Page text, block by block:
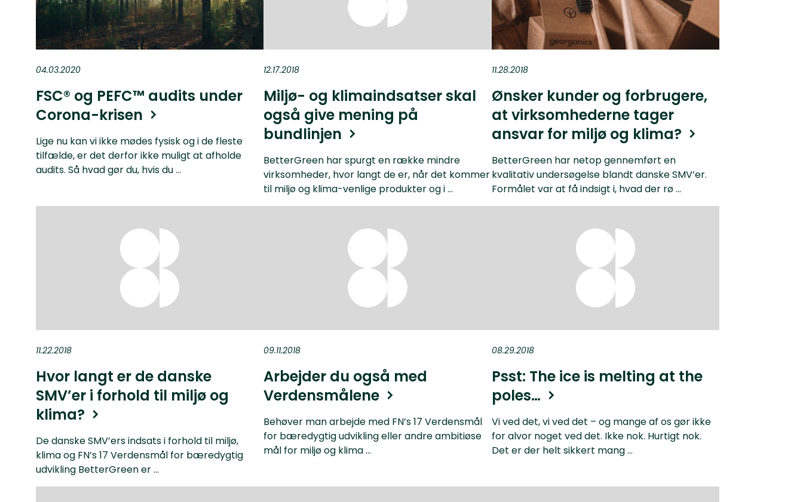
04.03.2020
FSC® og PEFC™ audits under
Corona-krisen
Lige nu kan vi ikke mødes fysisk og i de fleste
tilfælde, er det derfor ikke muligt at afholde
audits. Så hvad gør du, hvis du ...
12.17.2018
Miljø- og klimaindsatser skal
også give mening på
bundlinjen
BetterGreen har spurgt en række mindre
virksomheder, hvor langt de er, når det kommer
til miljø og klima-venlige produkter og i ...
11.28.2018
Ønsker kunder og forbrugere,
at virksomhederne tager
ansvar for miljø og klima?
BetterGreen har netop gennemført en
kvalitativ undersøgelse blandt danske SMV’er.
Formålet var at få indsigt i, hvad der rø ...
11.22.2018
Hvor langt er de danske
SMV’er i forhold til miljø og
klima?
De danske SMV’ers indsats i forhold til miljø,
klima og FN’s 17 Verdensmål for bæredygtig
udvikling BetterGreen er ...
09.11.2018
Arbejder du også med
Verdensmålene
Behøver man arbejde med FN’s 17 Verdensmål
for bæredygtig udvikling eller andre ambitiøse
mål for miljø og klima ...
08.29.2018
Psst: The ice is melting at the
poles…
Vi ved det, vi ved det – og mange af os gør ikke
for alvor noget ved det. Ikke nok. Hurtigt nok.
Det er der helt sikkert mang ...